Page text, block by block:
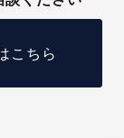
こちら